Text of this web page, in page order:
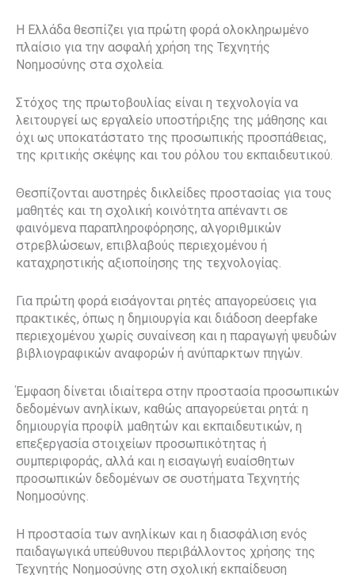
Η Ελλάδα θεσπίζει για πρώτη φορά ολοκληρωμένο
πλαίσιο για την ασφαλή χρήση της Τεχνητής
Νοημοσύνης στα σχολεία.
Στόχος της πρωτοβουλίας είναι η τεχνολογία να
λειτουργεί ως εργαλείο υποστήριξης της μάθησης και
όχι ως υποκατάστατο της προσωπικής προσπάθειας,
της κριτικής σκέψης και του ρόλου του εκπαιδευτικού.
Θεσπίζονται αυστηρές δικλείδες προστασίας για τους
μαθητές και τη σχολική κοινότητα απέναντι σε
φαινόμενα παραπληροφόρησης, αλγοριθμικών
στρεβλώσεων, επιβλαβούς περιεχομένου ή
καταχρηστικής αξιοποίησης της τεχνολογίας.
Για πρώτη φορά εισάγονται ρητές απαγορεύσεις για
πρακτικές, όπως η δημιουργία και διάδοση deepfake
περιεχομένου χωρίς συναίνεση και η παραγωγή ψευδών
βιβλιογραφικών αναφορών ή ανύπαρκτων πηγών.
Έμφαση δίνεται ιδιαίτερα στην προστασία προσωπικών
δεδομένων ανηλίκων, καθώς απαγορεύεται ρητά: η
δημιουργία προφίλ μαθητών και εκπαιδευτικών, η
επεξεργασία στοιχείων προσωπικότητας ή
συμπεριφοράς, αλλά και η εισαγωγή ευαίσθητων
προσωπικών δεδομένων σε συστήματα Τεχνητής
Νοημοσύνης.
Η προστασία των ανηλίκων και η διασφάλιση ενός
παιδαγωγικά υπεύθυνου περιβάλλοντος χρήσης της
Τεχνητής Νοημοσύνης στη σχολική εκπαίδευση